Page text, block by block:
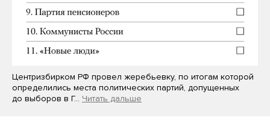
Центризбирком РФ провел жеребьевку, по итогам которой
определились места политических партий, допущенных
до выборов в Г… Читать дальше